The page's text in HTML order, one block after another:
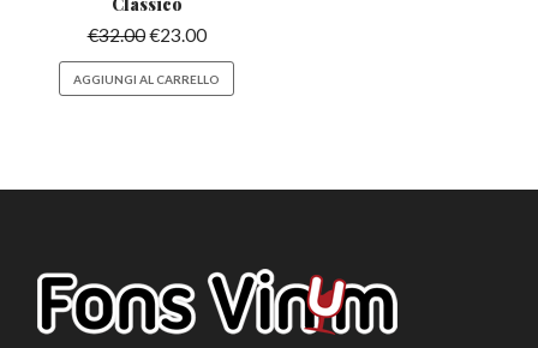
€32.00€23.00
AGGIUNGI AL CARRELLO